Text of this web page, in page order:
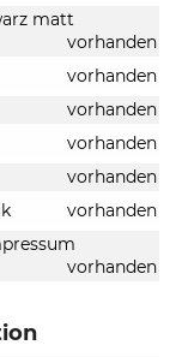
matt
vorhanden
vorhanden
vorhanden
vorhanden
vorhanden
vorhanden
vorhanden